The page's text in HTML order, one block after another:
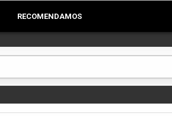
RECOMENDAMOS